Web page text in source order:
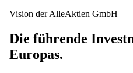
Vision der AlleAktien GmbH
Die führende
Europas.